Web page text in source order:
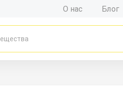
О нас Блог